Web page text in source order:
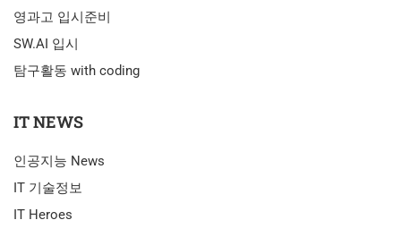
영과고 입시준비
SW.AI 입시
탐구활동 with coding
IT NEWS
인공지능 News
IT 기술정보
IT Heroes